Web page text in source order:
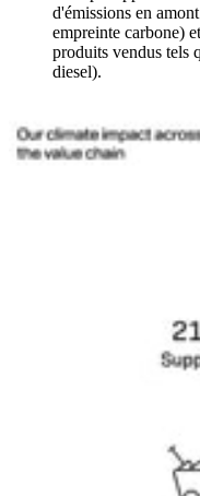
d'émissions en
empreinte carbone)
produits vendus tels
diesel).